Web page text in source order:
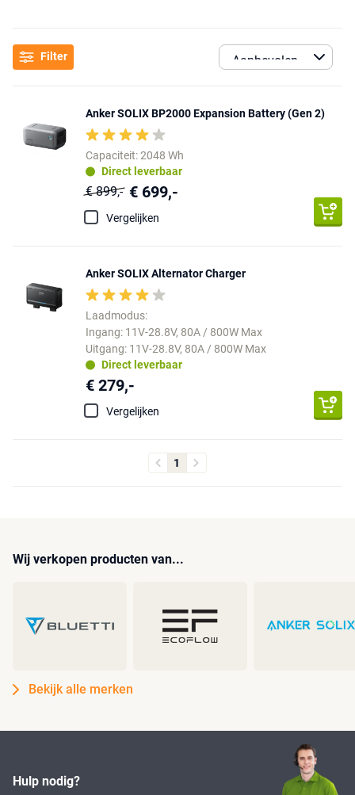
Filter
Anker SOLIX BP2000 Expansion Battery (Gen 2)
Capaciteit: 2048 Wh
Direct leverbaar
€ 899,- € 699,-
Vergelijken
Anker SOLIX Alternator Charger
Laadmodus:
Ingang: 11V-28.8V, 80A / 800W Max
Uitgang: 11V-28.8V, 80A / 800W Max
Direct leverbaar
€ 279,-
Vergelijken
1
Wij verkopen producten van...
Bekijk alle merken
Hulp nodig?